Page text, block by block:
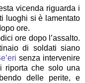
vicenda riguarda i
luoghi si è lamentato
ore.
ore dopo l’assalto.
di soldati siano
senza intervenire
riporta che solo una
delle perite, e